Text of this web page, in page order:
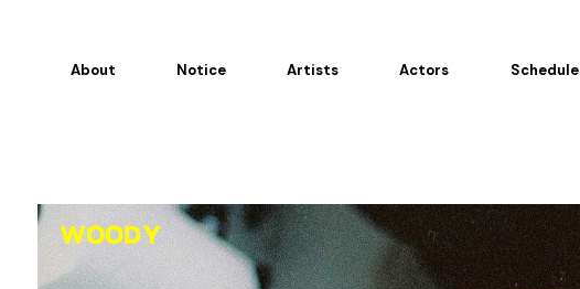
About Notice Artists Actors Schedule